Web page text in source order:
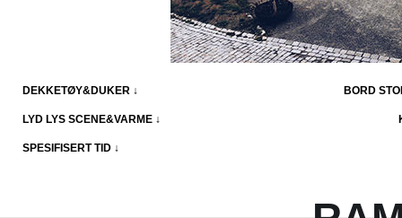
DEKKETØY&DUKER ↓ BORD
LYD LYS SCENE&VARME ↓
SPESIFISERT TID ↓